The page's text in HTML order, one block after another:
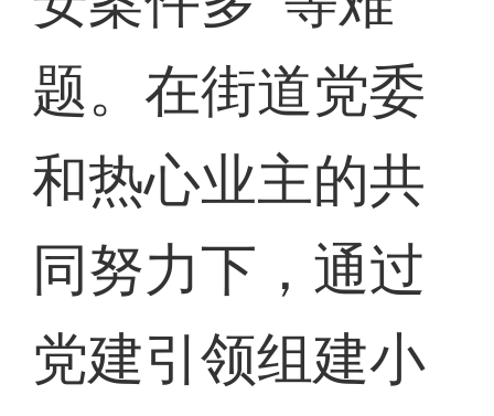
题。在街道党委
和热心业主的共
同努力下，通过
党建引领组建小